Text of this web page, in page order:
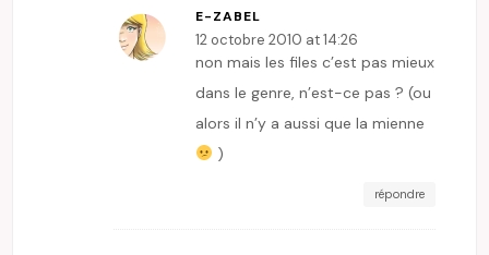
E-ZABEL
12 octobre 2010 at 14:26
non mais les files c’est pas mieux
dans le genre, n’est-ce pas ? (ou
alors il n’y a aussi que la mienne
)
répondre